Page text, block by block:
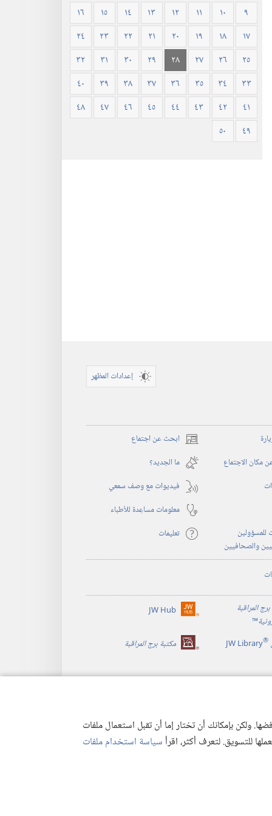
ولكن بإمكانك أن تختار إما أن تقبل استعمال ملفات
للتسويق. لتعرف أكثر، اقرأسياسة استخدام ملفات
٩
١٠ ١١ ١٢ ١٣ ١٤ ١٥
١٦
١٧
١٨ ١٩ ٢٠ ٢١ ٢٢ ٢٣
٢٤
٢٥
٢٦ ٢٧ ٢٨ ٢٩ ٣٠ ٣١
٣٢
٣٣
٣٤ ٣٥ ٣٦ ٣٧ ٣٨ ٣٩
٤٠
٤١
٤٢ ٤٣ ٤٤ ٤٥ ٤٦ ٤٧
٤٨
٤٩
٥٠
إعدادات المظهر
ابحث عن اجتماع (يفتح
نافذة
جديدة)
مكان الاجتماع
ما الجديد؟‏
فيديوات مع وصف سمعي
معلومات مساعِدة للأطباء
للمسؤولين
والصحافيين
تعليمات
المراقبة
™
JW Hub (يفتح
جديدة)
®
JW Library مكتبة برج المراقبة